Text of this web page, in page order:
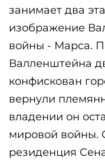
занимает два
изображение
войны - Марса.
Валленштейна
конфискован
вернули
владении он
мировой войны.
резиденция